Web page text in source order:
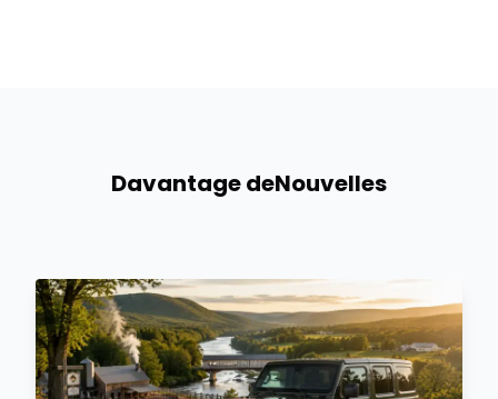
Davantage deNouvelles